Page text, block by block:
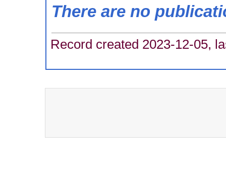
There are no
Record created 2023-12-05,